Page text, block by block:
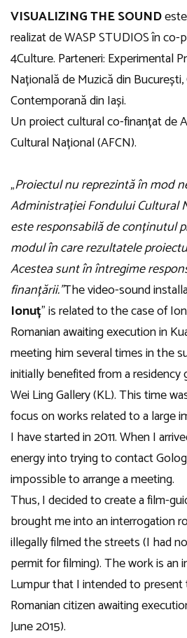
VISUALIZING THE SOUND
realizat de WASP STUDIOS în
4Culture. Parteneri: Experimental
Națională de Muzică din
Contemporană din Iași.
Un proiect cultural co-finanțat de
Cultural Național (AFCN).
„Proiectul nu reprezintă în mod
Administrației Fondului Cultural
este responsabilă de conținutul
modul în care rezultatele
Acestea sunt în întregime
finanțării.”The video-sound
Ionuț” is related to the case of
Romanian awaiting execution in
meeting him several times in the
initially benefited from a
Wei Ling Gallery (KL). This time
focus on works related to a large
I have started in 2011. When I
energy into trying to contact
impossible to arrange a meeting.
Thus, I decided to create a film-
brought me into an interrogation
illegally filmed the streets (I had
permit for filming). The work is an
Lumpur that I intended to present
Romanian citizen awaiting
June 2015).